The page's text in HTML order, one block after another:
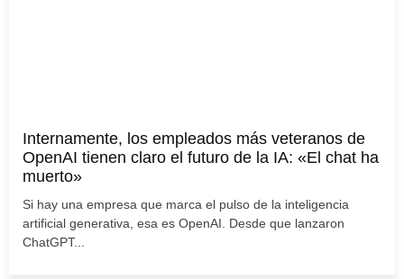
Internamente, los empleados más veteranos de
OpenAI tienen claro el futuro de la IA: «El chat ha
muerto»
Si hay una empresa que marca el pulso de la inteligencia
artificial generativa, esa es OpenAI. Desde que lanzaron
ChatGPT...